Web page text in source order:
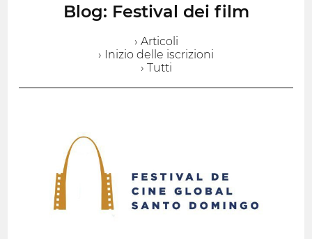
Blog: Festival dei film
› Articoli
› Inizio delle iscrizioni
› Tutti